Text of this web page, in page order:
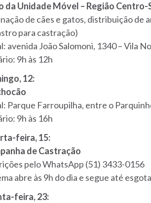
da Unidade Móvel – Região Centro-
de cães e gatos, distribuição
para castração)
avenida João Salomoni, 1340 – Vila
9h às 12h
12:
Parque Farroupilha, entre o
9h às 16h
feira, 15:
de Castração
pelo WhatsApp (51) 3433-0156
abre às 9h do dia e segue até
feira, 23: